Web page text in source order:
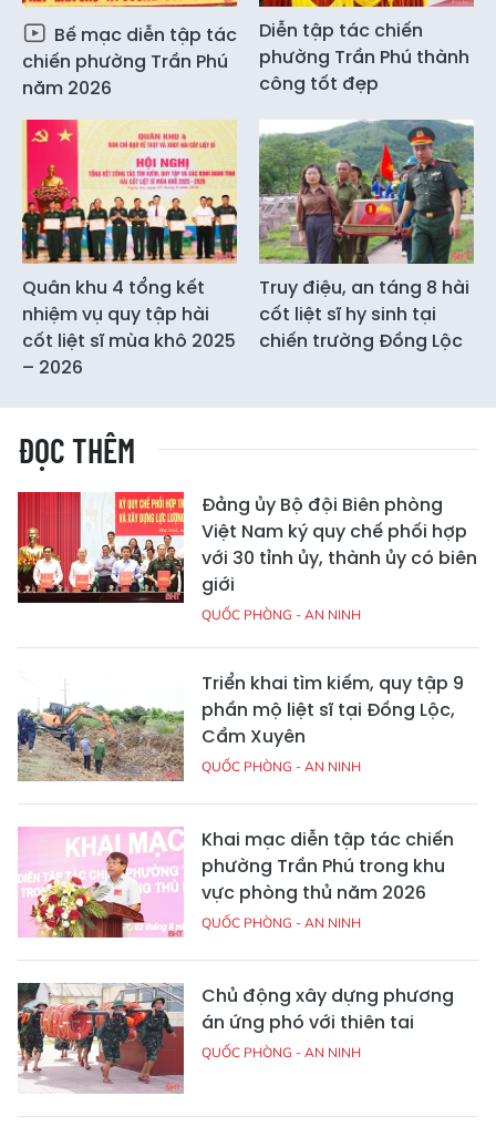
Bế mạc diễn tập tác
chiến phường Trần Phú
năm 2026
Diễn tập tác chiến
phường Trần Phú thành
công tốt đẹp
Quân khu 4 tổng kết
nhiệm vụ quy tập hài
cốt liệt sĩ mùa khô 2025
– 2026
Truy điệu, an táng 8 hài
cốt liệt sĩ hy sinh tại
chiến trường Đồng Lộc
ĐỌC THÊM
Đảng ủy Bộ đội Biên phòng
Việt Nam ký quy chế phối hợp
với 30 tỉnh ủy, thành ủy có biên
giới
QUỐC PHÒNG - AN NINH
Triển khai tìm kiếm, quy tập 9
phần mộ liệt sĩ tại Đồng Lộc,
Cẩm Xuyên
QUỐC PHÒNG - AN NINH
Khai mạc diễn tập tác chiến
phường Trần Phú trong khu
vực phòng thủ năm 2026
QUỐC PHÒNG - AN NINH
Chủ động xây dựng phương
án ứng phó với thiên tai
QUỐC PHÒNG - AN NINH